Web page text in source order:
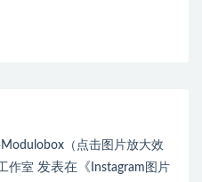
（点击图片放大效
作室 发表在《 Instagram图片